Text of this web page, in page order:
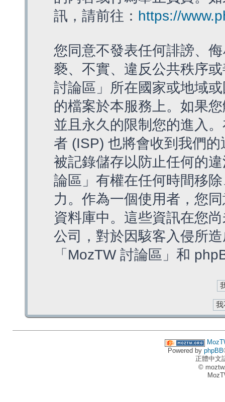
訊，請前往： https://
您同意不發表任何誹謗、
褻、不實、違反公共秩序
討論區」所在國家或地域
的檔案於本服務上。如果
並且永久的限制您的進入
者 (ISP) 也將會收到我們
被記錄儲存以防止任何的
論區」有權在任何時間移
力。作為一個使用者，您
資料庫中。這些資訊在您
公司，對於因駭客入侵所
「MozTW 討論區」和
Powered by phpBB
正體中文
©